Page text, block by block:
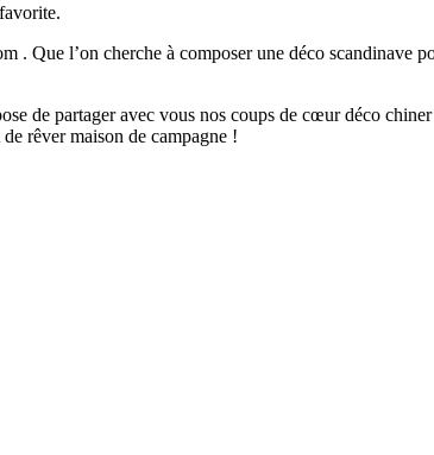
Que l’on cherche à composer une déco scandinave
de partager avec vous nos coups de cœur déco
rêver maison de campagne !